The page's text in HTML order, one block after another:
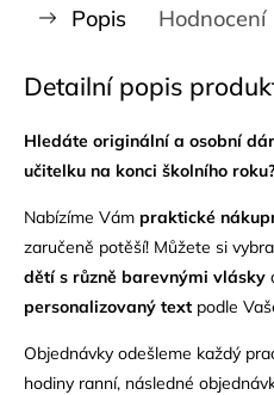
Popis Hodnocení
Detailní popis
Hledáte originální a osobní
učitelku na konci školního roku?
Nabízíme Vám praktické
zaručeně potěší! Můžete si
dětí s různě barevnými vlásky
personalizovaný text podle
Objednávky odešleme každý
hodiny ranní, následné